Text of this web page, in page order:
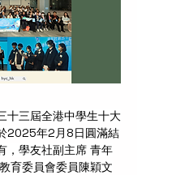
十三屆全港中學生十大
2025年2月8日圓滿結
，學友社副主席 青年
育委員會委員陳穎文